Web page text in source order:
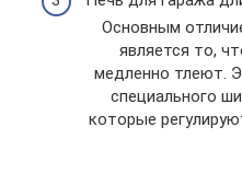
Основным
является то,
медленно тлеют.
специального
которые